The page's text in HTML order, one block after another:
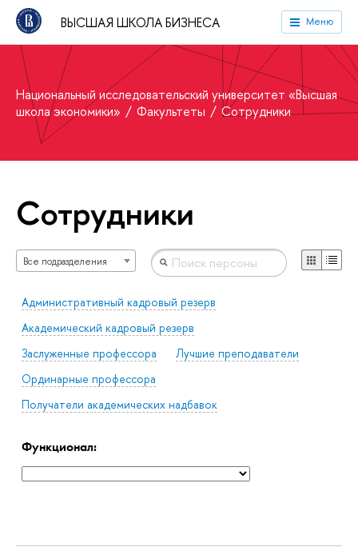
ВЫСШАЯ ШКОЛА БИЗНЕСА Меню
Национальный исследовательский университет «Высшая
школа экономики»
Факультеты Сотрудники
Сотрудники
Все подразделения
Административный кадровый резерв
Академический кадровый резерв
Заслуженные профессора
Лучшие преподаватели
Ординарные профессора
Получатели академических надбавок
Функционал: